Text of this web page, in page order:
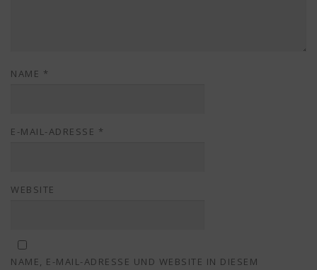
NAME *
E-MAIL-ADRESSE *
WEBSITE
NAME, E-MAIL-ADRESSE UND WEBSITE IN DIESEM